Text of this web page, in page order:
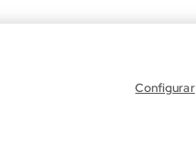
Total
Configurar